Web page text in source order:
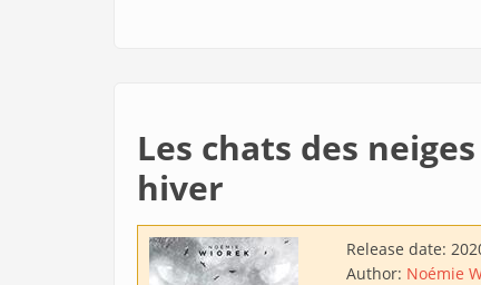
Les chats des
hiver
Release date:
Author: Noémie